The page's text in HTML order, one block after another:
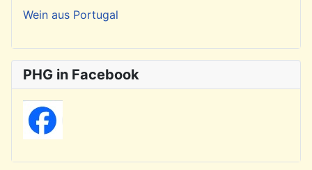
Wein aus Portugal
PHG in Facebook